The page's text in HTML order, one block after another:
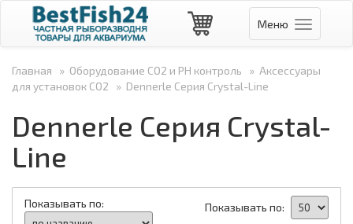
Меню
Главная » Оборудование СО2 и PH контроль » Аксессуары
для установок CO2 » Dennerle Серия Crystal-Line
Dennerle Серия Crystal-
Line
Показывать по:
Показывать по: